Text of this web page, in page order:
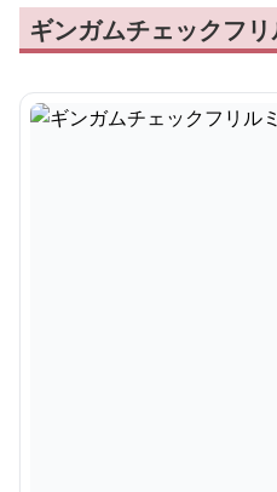
ギンガムチェックフ